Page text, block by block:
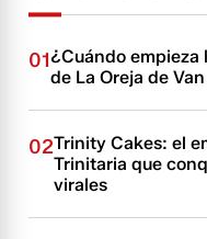
01¿Cuándo
de La Oreja de
02Trinity Cakes: el
Trinitaria que
virales